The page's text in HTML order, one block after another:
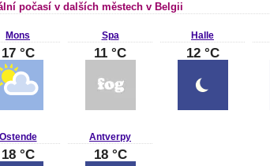
počasí v dalších městech v Belgii
Mons
17 °C
Spa
11 °C
Halle
12 °C
Ostende
18 °C
Antverpy
18 °C